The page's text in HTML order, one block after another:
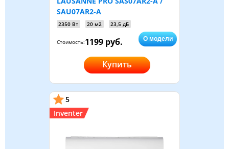
SAU07AR2-A
2350 Вт 20 м2 23,5 дБ
Стоимость:1199 руб. О модели
Купить
5
Inventer